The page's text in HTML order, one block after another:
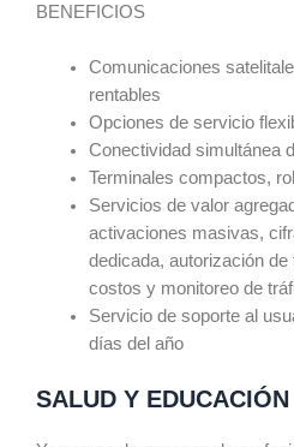
BENEFICIOS
Comunicaciones
rentables
Opciones de servicio
Conectividad simultánea
Terminales compactos,
Servicios de valor
activaciones masivas,
dedicada, autorización
costos y monitoreo de
Servicio de soporte al
días del año
SALUD Y EDUCACIÓN